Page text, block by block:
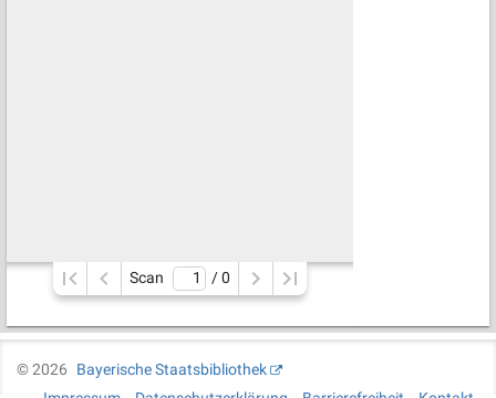
Scan / 0
©2026
Bayerische Staatsbibliothek